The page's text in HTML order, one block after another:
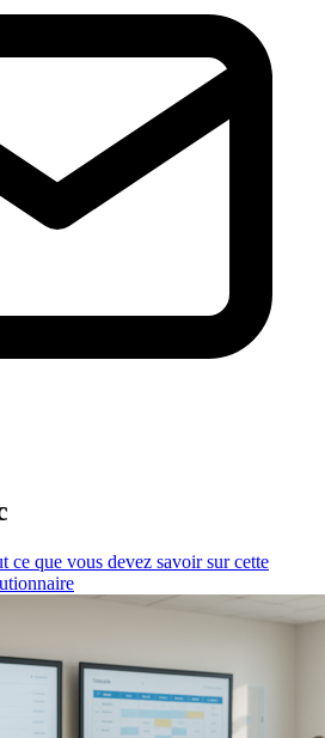
que vous devez savoir sur cette